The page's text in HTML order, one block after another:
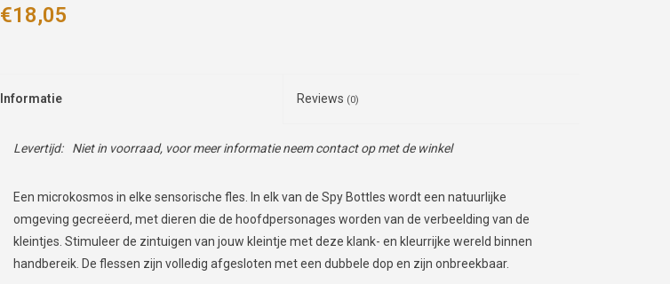
€18,05
Informatie Reviews (0)
Levertijd: Niet in voorraad, voor meer informatie neem contact op met de winkel
Een microkosmos in elke sensorische fles. In elk van de Spy Bottles wordt een natuurlijke
omgeving gecreëerd, met dieren die de hoofdpersonages worden van de verbeelding van de
kleintjes. Stimuleer de zintuigen van jouw kleintje met deze klank- en kleurrijke wereld binnen
handbereik. De flessen zijn volledig afgesloten met een dubbele dop en zijn onbreekbaar.